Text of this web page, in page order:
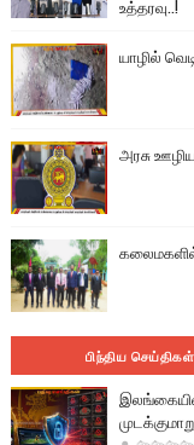
உத்தரவு..!
யாழில்
அரசு
பிந்திய செய்திகள்